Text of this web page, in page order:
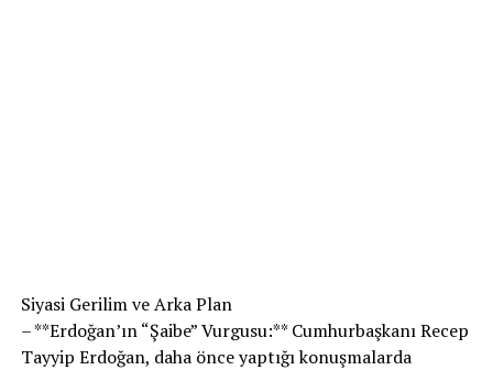
Siyasi Gerilim ve Arka Plan
– **Erdoğan’ın “Şaibe” Vurgusu:** Cumhurbaşkanı Recep
Tayyip Erdoğan, daha önce yaptığı konuşmalarda